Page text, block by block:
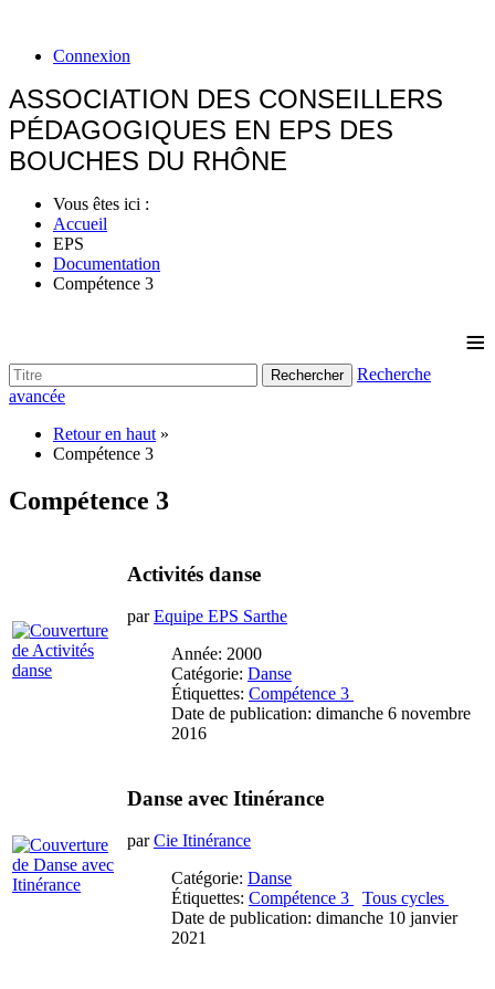
Connexion
ASSOCIATION DES CONSEILLERS
PÉDAGOGIQUES EN EPS DES
BOUCHES DU RHÔNE
Vous êtes ici :
Accueil
EPS
Documentation
Compétence 3
≡
Rechercher
Recherche
avancée
Retour en haut »
Compétence 3
Compétence 3
Activités danse
parEquipe EPS Sarthe
Année: 2000
Catégorie: Danse
Étiquettes: Compétence 3
Date de publication: dimanche 6 novembre
2016
Danse avec Itinérance
parCie Itinérance
Catégorie: Danse
Étiquettes: Compétence 3
Tous cycles
Date de publication: dimanche 10 janvier
2021